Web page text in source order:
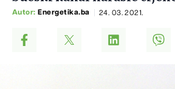
Autor: Energetika.ba 24. 03. 2021.